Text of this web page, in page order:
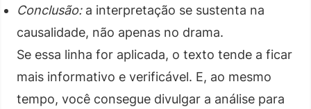
Conclusão:a interpretação se sustenta na
causalidade, não apenas no drama.
Se essa linha for aplicada, o texto tende a ficar
mais informativo e verificável. E, ao mesmo
tempo, você consegue divulgar a análise para